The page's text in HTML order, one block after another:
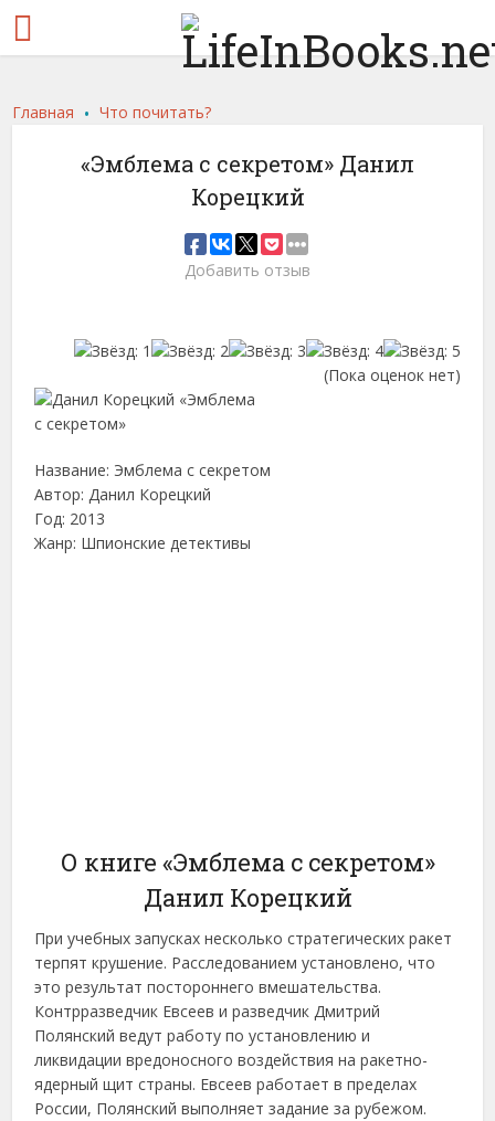
Главная .Что почитать?
«Эмблема с секретом» Данил
Корецкий
Добавить отзыв
(Пока оценок нет)
Название: Эмблема с секретом
Автор: Данил Корецкий
Год: 2013
Жанр: Шпионские детективы
О книге «Эмблема с секретом»
Данил Корецкий
При учебных запусках несколько стратегических ракет
терпят крушение. Расследованием установлено, что
это результат постороннего вмешательства.
Контрразведчик Евсеев и разведчик Дмитрий
Полянский ведут работу по установлению и
ликвидации вредоносного воздействия на ракетно-
ядерный щит страны. Евсеев работает в пределах
России, Полянский выполняет задание за рубежом.